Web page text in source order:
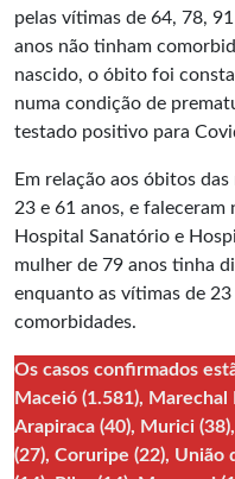
pelas vítimas de 64, 78,
anos não tinham
nascido, o óbito foi
numa condição de
testado positivo para
Em relação aos óbitos
23 e 61 anos, e
Hospital Sanatório e
mulher de 79 anos tinha
enquanto as vítimas de
comorbidades.
Os casos confirmados
Maceió (1.581), Marechal
Arapiraca (40), Murici
(27), Coruripe (22), União